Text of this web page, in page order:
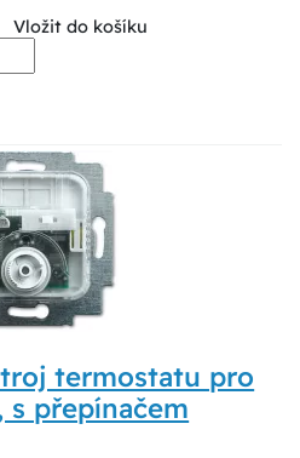
Vložit do košíku
termostatu pro
přepínačem